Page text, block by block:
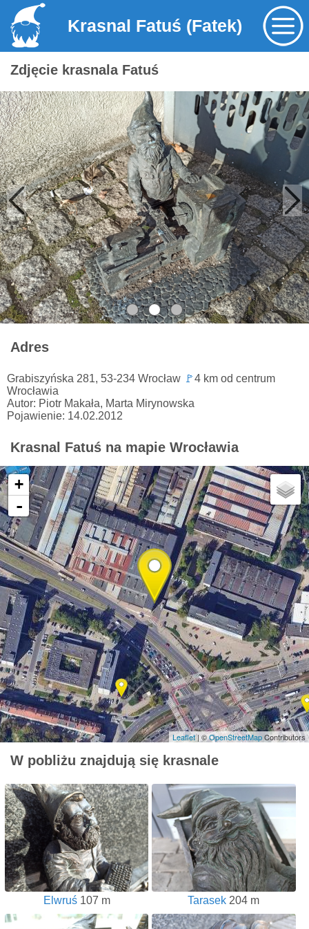
Krasnal Fatuś (Fatek)
Zdjęcie krasnala Fatuś
Adres
Grabiszyńska 281, 53-234 Wrocław 🚩4 km od centrum
Wrocławia
Autor: Piotr Makała, Marta Mirynowska
Pojawienie: 14.02.2012
Krasnal Fatuś na mapie Wrocławia
+
-
Leaflet| ©OpenStreetMapContributors
W pobliżu znajdują się krasnale
Elwruś107 m Tarasek 204 m